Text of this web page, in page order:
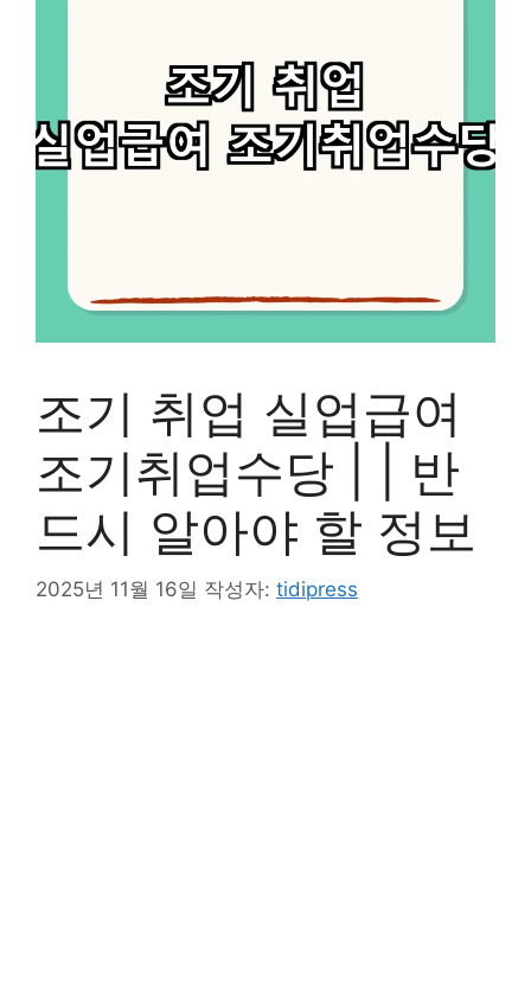
조기 취업 실업급여
조기취업수당 | | 반
드시 알아야 할 정보
2025년 11월 16일 작성자: tidipress